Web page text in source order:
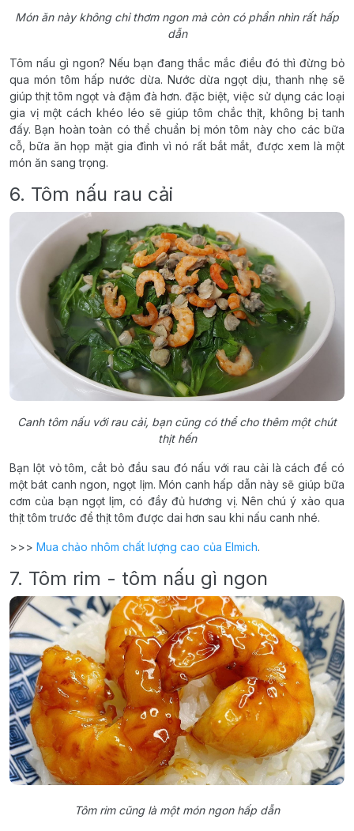
Món ăn này không chỉ thơm ngon mà còn có phần nhìn rất hấp
dẫn
Tôm nấu gì ngon? Nếu bạn đang thắc mắc điều đó thì đừng bỏ
qua món tôm hấp nước dừa. Nước dừa ngọt dịu, thanh nhẹ sẽ
giúp thịt tôm ngọt và đậm đà hơn. đặc biệt, việc sử dụng các loại
gia vị một cách khéo léo sẽ giúp tôm chắc thịt, không bị tanh
đấy. Bạn hoàn toàn có thể chuẩn bị món tôm này cho các bữa
cỗ, bữa ăn họp mặt gia đình vì nó rất bắt mắt, được xem là một
món ăn sang trọng.
6. Tôm nấu rau cải
Canh tôm nấu với rau cải, bạn cũng có thể cho thêm một chút
thịt hến
Bạn lột vỏ tôm, cắt bỏ đầu sau đó nấu với rau cải là cách để có
một bát canh ngon, ngọt lịm. Món canh hấp dẫn này sẽ giúp bữa
cơm của bạn ngọt lịm, có đầy đủ hương vị. Nên chú ý xào qua
thịt tôm trước để thịt tôm được dai hơn sau khi nấu canh nhé.
>>> Mua chảo nhôm chất lượng cao của Elmich.
7. Tôm rim - tôm nấu gì ngon
Tôm rim cũng là một món ngon hấp dẫn